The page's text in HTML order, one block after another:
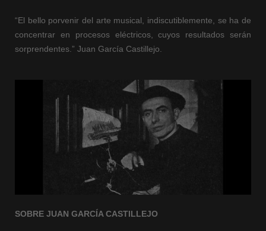
“El bello porvenir del arte musical, indiscutiblemente, se ha de
concentrar en procesos eléctricos, cuyos resultados serán
sorprendentes.” Juan García Castillejo.
SOBRE JUAN GARCÍA CASTILLEJO